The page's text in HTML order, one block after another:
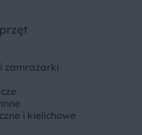
zamrażarki
i kielichowe